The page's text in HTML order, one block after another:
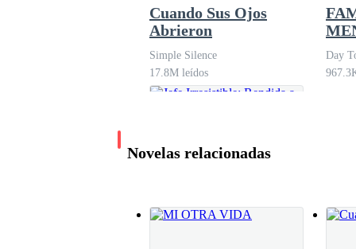
Cuando Sus Ojos
Abrieron
Simple Silence
17.8M leídos
DE
Day
Novelas relacionadas